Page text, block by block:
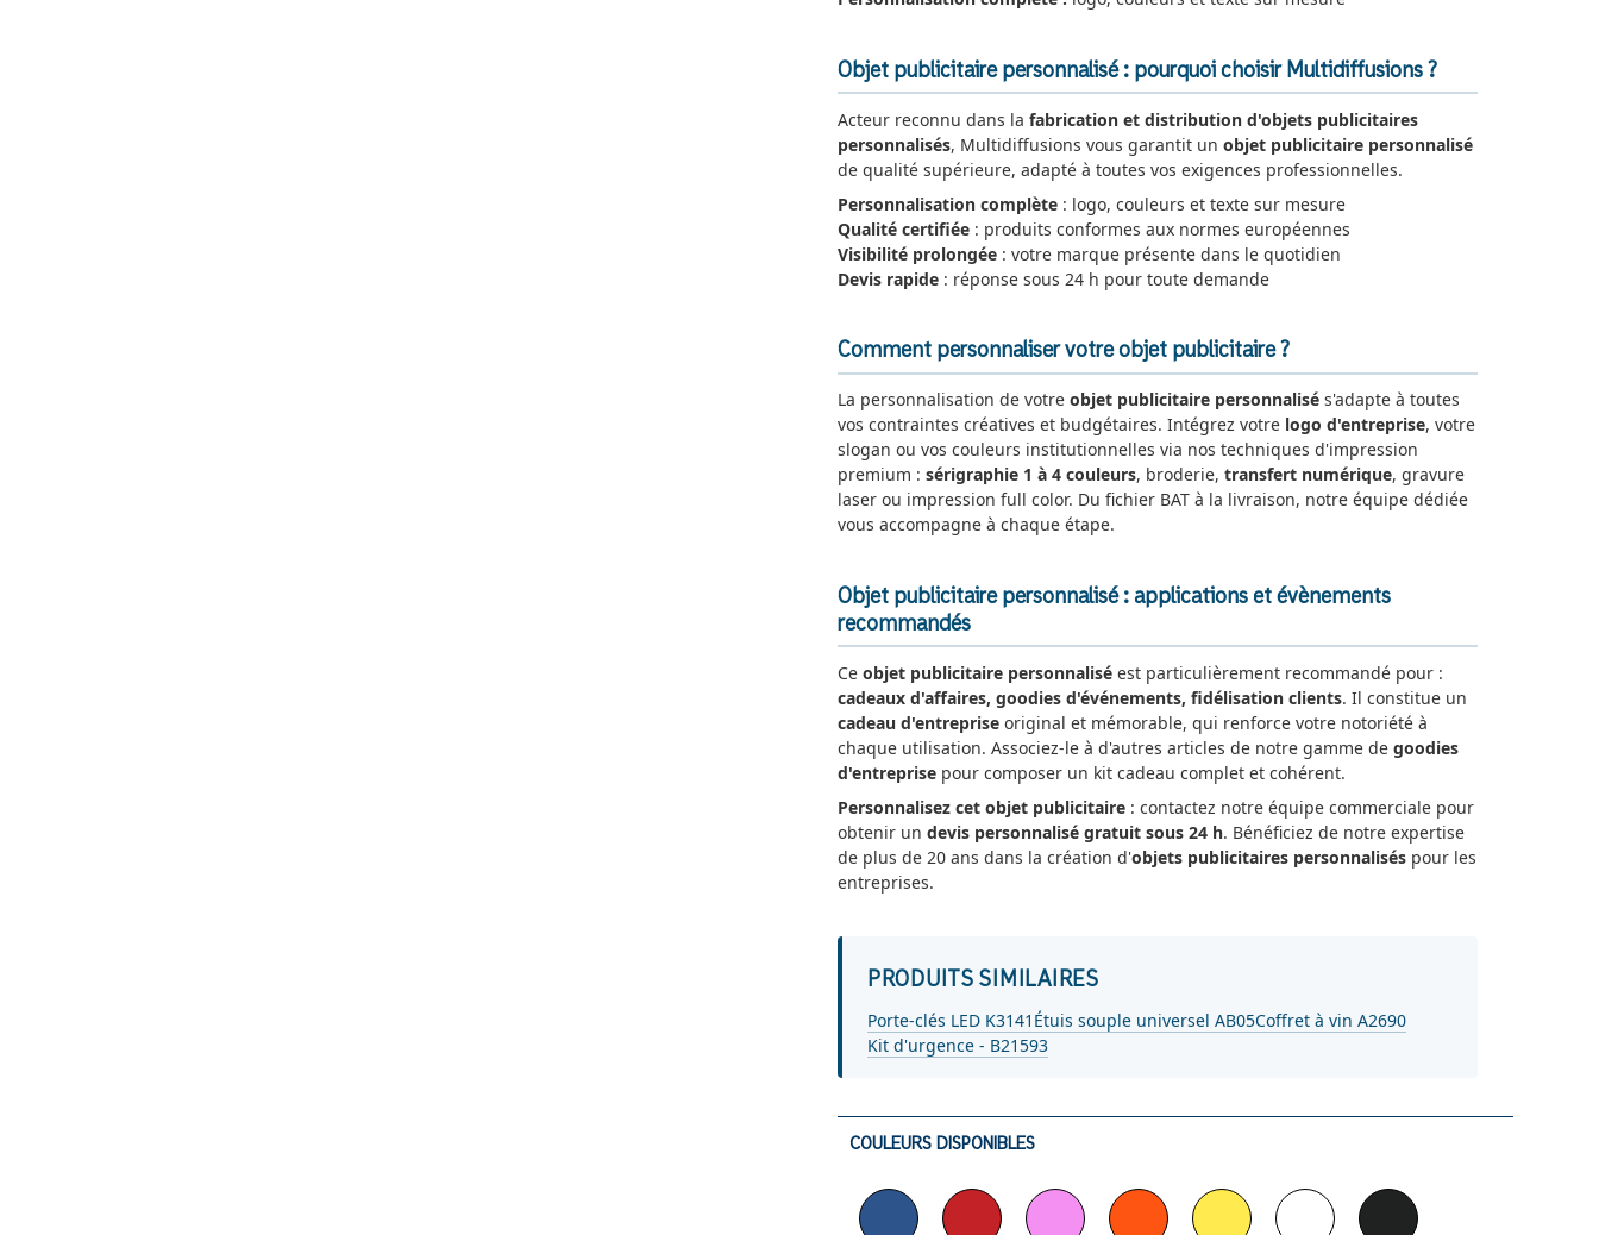
Objet publicitaire personnalisé : pourquoi choisir Multidiffusions ?
Acteur reconnu dans la fabrication et distribution d'objets publicitaires
personnalisés, Multidiffusions vous garantit un objet publicitaire personnalisé
de qualité supérieure, adapté à toutes vos exigences professionnelles.
Personnalisation complète : logo, couleurs et texte sur mesure
Qualité certifiée : produits conformes aux normes européennes
Visibilité prolongée : votre marque présente dans le quotidien
Devis rapide : réponse sous 24 h pour toute demande
Comment personnaliser votre objet publicitaire ?
La personnalisation de votre objet publicitaire personnalisé s'adapte à toutes
vos contraintes créatives et budgétaires. Intégrez votre logo d'entreprise, votre
slogan ou vos couleurs institutionnelles via nos techniques d'impression
premium : sérigraphie 1 à 4 couleurs, broderie, transfert numérique, gravure
laser ou impression full color. Du fichier BAT à la livraison, notre équipe dédiée
vous accompagne à chaque étape.
Objet publicitaire personnalisé : applications et évènements
recommandés
Ce objet publicitaire personnalisé est particulièrement recommandé pour :
cadeaux d'affaires, goodies d'événements, fidélisation clients. Il constitue un
cadeau d'entreprise original et mémorable, qui renforce votre notoriété à
chaque utilisation. Associez-le à d'autres articles de notre gamme de goodies
d'entreprise pour composer un kit cadeau complet et cohérent.
Personnalisez cet objet publicitaire : contactez notre équipe commerciale pour
obtenir un devis personnalisé gratuit sous 24 h. Bénéficiez de notre expertise
de plus de 20 ans dans la création d'objets publicitaires personnalisés pour les
entreprises.
PRODUITS SIMILAIRES
Porte-clés LED K3141 Étuis souple universel AB05Coffret à vin A2690
Kit d'urgence - B21593
COULEURS DISPONIBLES